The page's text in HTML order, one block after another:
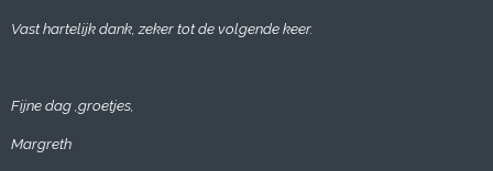
Vast hartelijk dank, zeker tot de volgende keer.
Fijne dag ,groetjes,
Margreth